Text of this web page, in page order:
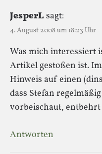
JesperLsagt:
4. August 2008 um 18:23 Uhr
Was mich interessiert
Artikel gestoßen ist.
Hinweis auf einen
dass Stefan
vorbeischaut,
Antworten